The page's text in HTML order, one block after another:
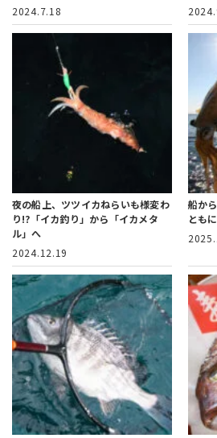
2024.7.18
夜の船上、ツツイカねらいも様変わ
り!? 「イカ釣り」から「イカメタ
ル」へ
2024.12.19
船か
とも